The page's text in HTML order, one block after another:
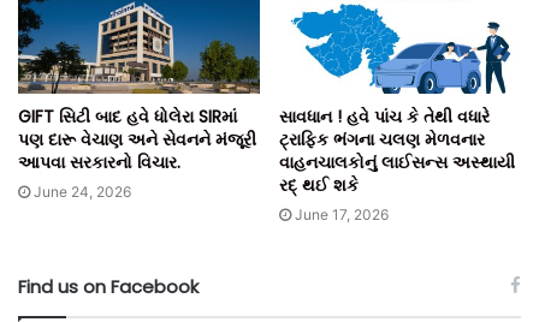
GIFT સિટી બાદ હવે ધોલેરા SIRમાં
પણ દારૂ વેચાણ અને સેવનને મંજૂરી
આપવા સરકારનો વિચાર.
June 24, 2026
સાવધાન ! હવે પાંચ કે તેથી વધારે
ટ્રાફિક ભંગના ચલણ મેળવનાર
વાહનચાલકોનું લાઈસન્સ અસ્થાયી
રદ્ થઈ શકે
June 17, 2026
Find us on Facebook